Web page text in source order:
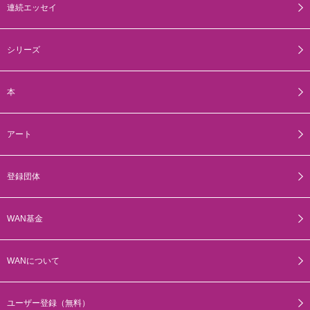
連続エッセイ
シリーズ
本
アート
登録団体
WAN基金
WANについて
ユーザー登録（無料）